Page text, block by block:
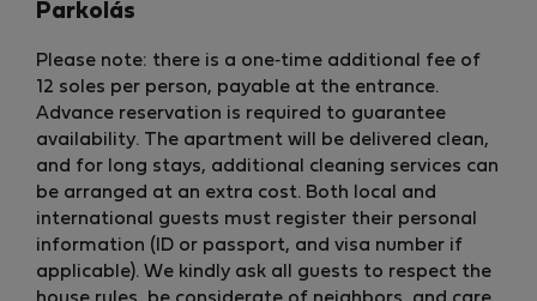
Parkolás
Please note: there is a one‑time additional fee of
12 soles per person, payable at the entrance.
Advance reservation is required to guarantee
availability. The apartment will be delivered clean,
and for long stays, additional cleaning services can
be arranged at an extra cost. Both local and
international guests must register their personal
information (ID or passport, and visa number if
applicable). We kindly ask all guests to respect the